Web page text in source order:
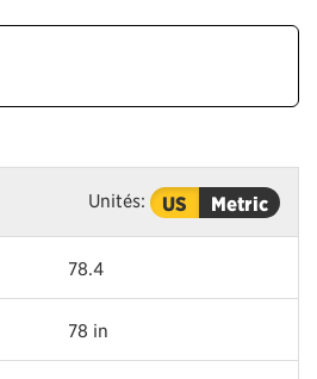
Unités: US Metric
78.4
78 in